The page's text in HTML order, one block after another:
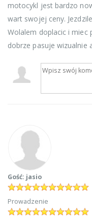
motocykl jest bardzo
wart swojej ceny.
Wolalem doplacic i miec
dobrze pasuje wizualnie
Gość: jasio
Prowadzenie